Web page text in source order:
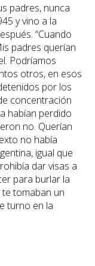
padres, nunca
y vino a la
“Cuando
padres querían
Podríamos
otros, en esos
por los
concentración
habían perdido
no. Querían
no había
igual que
dar visas a
para burlar la
tomaban un
turno en la